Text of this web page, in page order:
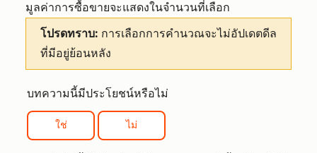
มูลค่าการซื้อขายจะแสดงในจำนวนที่เลือก
โปรดทราบ: การเลือกการคำนวณจะไม่อัปเดตดีล
ที่มีอยู่ย้อนหลัง
บทความนี้มีประโยชน์หรือไม่
ใช่ ไม่